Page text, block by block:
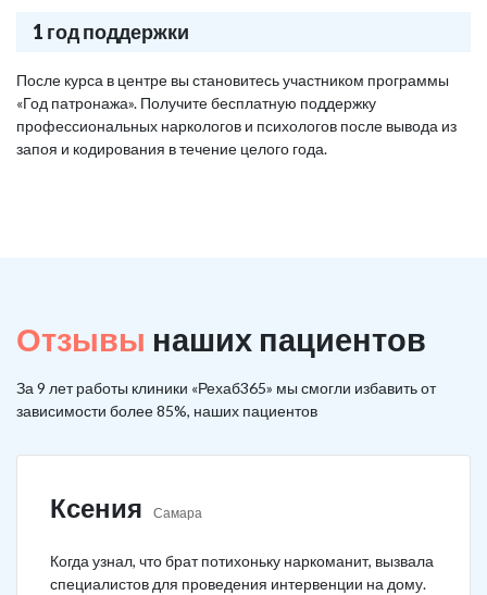
1 год поддержки
После курса в центре вы становитесь участником программы
«Год патронажа». Получите бесплатную поддержку
профессиональных наркологов и психологов после вывода из
запоя и кодирования в течение целого года.
Отзывы наших пациентов
За 9 лет работы клиники «Рехаб365» мы смогли избавить от
зависимости более 85%, наших пациентов
Ксения Самара
Когда узнал, что брат потихоньку наркоманит, вызвала
специалистов для проведения интервенции на дому.